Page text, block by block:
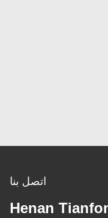
اتصل بنا
Henan